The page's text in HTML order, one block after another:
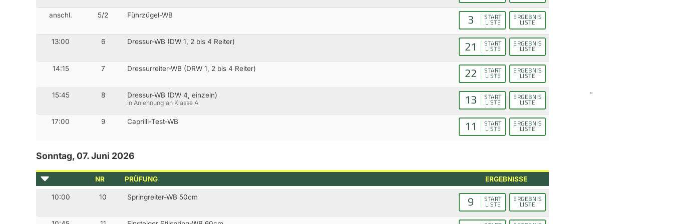
anschl. 5/2 Führzügel-WB 3 START
LISTE
ERGEBNIS
LISTE
13:00 6 Dressur-WB (DW 1, 2 bis 4 Reiter) 21 START
LISTE
ERGEBNIS
LISTE
14:15 7 Dressurreiter-WB (DRW 1, 2 bis 4 Reiter) 22 START
LISTE
ERGEBNIS
LISTE
15:45 8 Dressur-WB (DW 4, einzeln)
in Anlehnung an Klasse A 13 START
LISTE
ERGEBNIS
LISTE
17:00 9 Caprilli-Test-WB 11 START
LISTE
ERGEBNIS
LISTE
Sonntag, 07. Juni 2026
NR PRÜFUNG ERGEBNISSE
10:00 10 Springreiter-WB 50cm 9 START
LISTE
ERGEBNIS
LISTE